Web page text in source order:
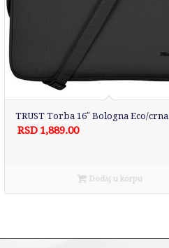
TRUST Torba 16″ Bologna Eco/crna
RSD 1,889.00
Dodaj u korpu